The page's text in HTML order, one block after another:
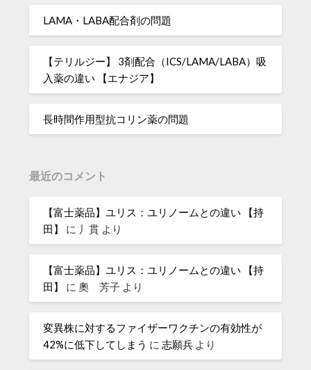
LAMA・LABA配合剤の問題
【テリルジー】 3剤配合（ICS/LAMA/LABA）吸
入薬の違い 【エナジア】
長時間作用型抗コリン薬の問題
最近のコメント
【富士薬品】ユリス：ユリノームとの違い 【持
田】
に 丿貫 より
【富士薬品】ユリス：ユリノームとの違い 【持
田】
に奧 芳子 より
変異株に対するファイザーワクチンの有効性が
42%に低下してしまう に志願兵 より